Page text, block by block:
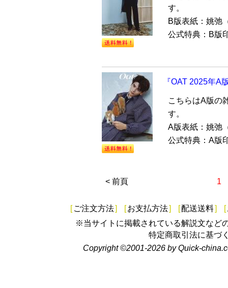
す。
B版表紙：姚弛
公式特典：B版
『OAT 2025年A
こちらはA版の
す。
A版表紙：姚弛
公式特典：A版
< 前頁 1
[ ご注文方法] [お支払方法] [配送送料] [
※当サイトに掲載されている解説文など
特定商取引法に基づ
Copyright ©2001-2026 by Quick-